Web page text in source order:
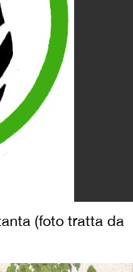
(foto tratta da